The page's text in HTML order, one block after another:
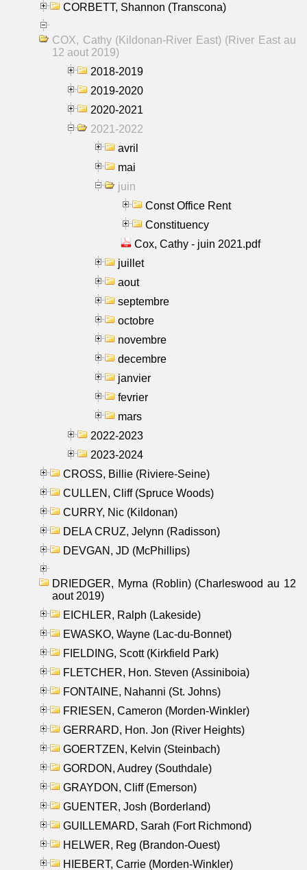
CORBETT, Shannon (Transcona)
COX, Cathy (Kildonan-River East) (River East au
12 aout 2019)
2018-2019
2019-2020
2020-2021
2021-2022
avril
mai
juin
Const Office Rent
Constituency
Cox, Cathy - juin 2021.pdf
juillet
aout
septembre
octobre
novembre
decembre
janvier
fevrier
mars
2022-2023
2023-2024
CROSS, Billie (Riviere-Seine)
CULLEN, Cliff (Spruce Woods)
CURRY, Nic (Kildonan)
DELA CRUZ, Jelynn (Radisson)
DEVGAN, JD (McPhillips)
DRIEDGER, Myrna (Roblin) (Charleswood au 12
aout 2019)
EICHLER, Ralph (Lakeside)
EWASKO, Wayne (Lac-du-Bonnet)
FIELDING, Scott (Kirkfield Park)
FLETCHER, Hon. Steven (Assiniboia)
FONTAINE, Nahanni (St. Johns)
FRIESEN, Cameron (Morden-Winkler)
GERRARD, Hon. Jon (River Heights)
GOERTZEN, Kelvin (Steinbach)
GORDON, Audrey (Southdale)
GRAYDON, Cliff (Emerson)
GUENTER, Josh (Borderland)
GUILLEMARD, Sarah (Fort Richmond)
HELWER, Reg (Brandon-Ouest)
HIEBERT, Carrie (Morden-Winkler)